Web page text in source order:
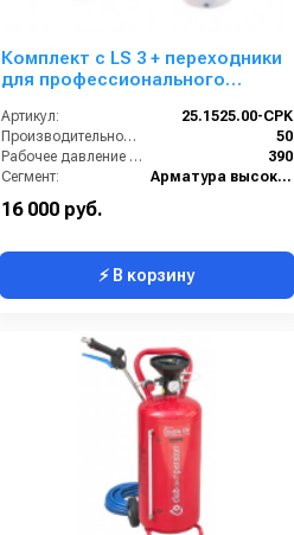
Комплект с LS 3 + переходники
для профессионального
Kranzle; Comet; Delvir.
Артикул:
25.1525.00-CPK
Производительность (л/мин):
50
Рабочее давление (бар):
390
Сегмент:
Арматура высокого давления
Температура, C:
16 000 руб.
⚡ В корзину